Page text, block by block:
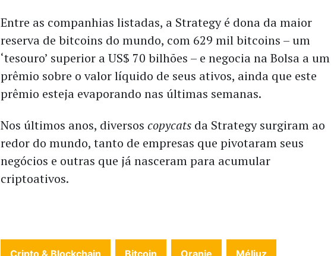
Entre as companhias listadas, a Strategy é dona da maior
reserva de bitcoins do mundo, com 629 mil bitcoins – um
‘tesouro’ superior a US$ 70 bilhões – e negocia na Bolsa a um
prêmio sobre o valor líquido de seus ativos, ainda que este
prêmio esteja evaporando nas últimas semanas.
Nos últimos anos, diversoscopycats da Strategy surgiram ao
redor do mundo, tanto de empresas que pivotaram seus
negócios e outras que já nasceram para acumular
criptoativos.
Cripto & Blockchain Bitcoin Oranje Méliuz